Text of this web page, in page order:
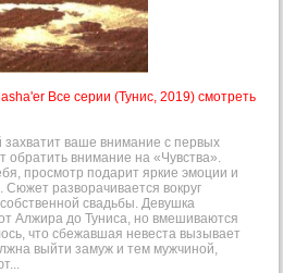
Все серии (Тунис, 2019) смотреть
ваше внимание с первых
обратить внимание на «Чувства».
просмотр подарит яркие эмоции и
разворачивается вокруг
свадьбы. Девушка
Алжира до Туниса, но вмешиваются
что сбежавшая невеста вызывает
выйти замуж и тем мужчиной,